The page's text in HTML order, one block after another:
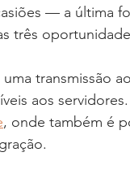
— a última
três
transmissão
aos
, onde também é